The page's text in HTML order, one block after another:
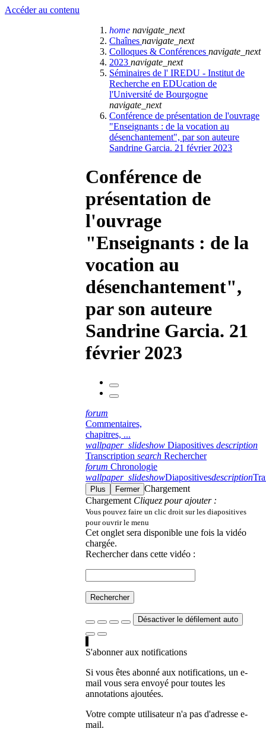
Accéder au contenu
home navigate_next
Chaînes navigate_next
Colloques & Conférences navigate_next
2023 navigate_next
Séminaires de l' IREDU - Institut de
Recherche en EDUcation de
l'Université de Bourgogne
navigate_next
Conférence de présentation de l'ouvrage
"Enseignants : de la vocation au
désenchantement", par son auteure
Sandrine Garcia. 21 février 2023
Conférence de
présentation de
l'ouvrage
"Enseignants : de la
vocation au
désenchantement",
par son auteure
Sandrine Garcia. 21
février 2023
forum
Commentaires,
chapitres, ...
wallpaper_slideshow Diapositives description
Transcription search Rechercher
forum Chronologie
wallpaper_slideshowDiapositivesdescription
Plus Fermer Chargement
Chargement Cliquez pour ajouter :
Vous pouvez faire un clic droit sur les diapositives
pour ouvrir le menu
Cet onglet sera disponible une fois la vidéo
chargée.
Rechercher dans cette vidéo :
Rechercher
Désactiver le défilement auto
S'abonner aux notifications
Si vous êtes abonné aux notifications, un e-
mail vous sera envoyé pour toutes les
annotations ajoutées.
Votre compte utilisateur n'a pas d'adresse e-
mail.